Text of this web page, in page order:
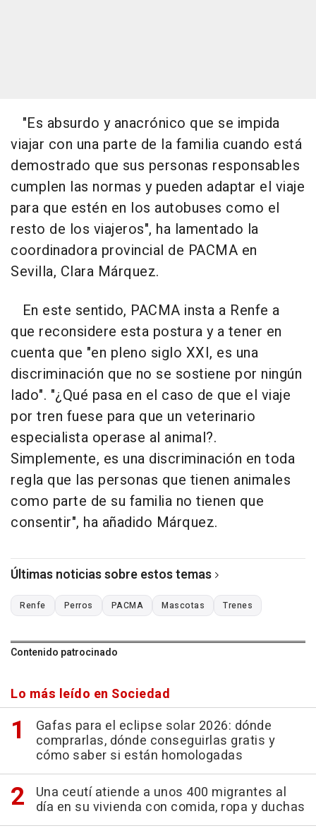
"Es absurdo y anacrónico que se impida
viajar con una parte de la familia cuando está
demostrado que sus personas responsables
cumplen las normas y pueden adaptar el viaje
para que estén en los autobuses como el
resto de los viajeros", ha lamentado la
coordinadora provincial de PACMA en
Sevilla, Clara Márquez.
En este sentido, PACMA insta a Renfe a
que reconsidere esta postura y a tener en
cuenta que "en pleno siglo XXI, es una
discriminación que no se sostiene por ningún
lado". "¿Qué pasa en el caso de que el viaje
por tren fuese para que un veterinario
especialista operase al animal?.
Simplemente, es una discriminación en toda
regla que las personas que tienen animales
como parte de su familia no tienen que
consentir", ha añadido Márquez.
Últimas noticias sobre estos temas
Renfe Perros PACMA Mascotas Trenes
Contenido patrocinado
Lo más leído en Sociedad
Gafas para el eclipse solar 2026: dónde
comprarlas, dónde conseguirlas gratis y
cómo saber si están homologadas
Una ceutí atiende a unos 400 migrantes al
día en su vivienda con comida, ropa y duchas